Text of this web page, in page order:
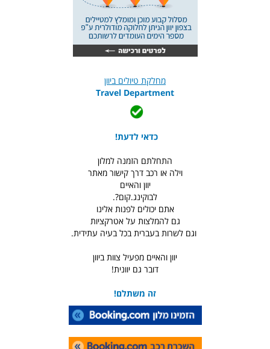
מחלקת טיולים ביוון
Travel Department
כדאי לדעת!
התחלתם הזמנה למלון
וילה או רכב דרך קישור מאתר
יוון והאיים
לבוקינג.קום?.
אתם יכולים לפנות אלינו
גם להמלצות על אטרקציות
וגם לשרות בעברית בכל בעיה עתידית.
יוון והאיים מפעיל צוות ביוון
דובר גם יוונית!
זה משתלם!